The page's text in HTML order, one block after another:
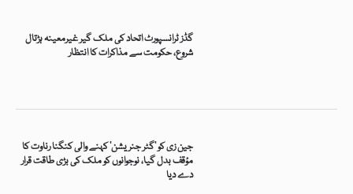
گڈز ٹرانسپورٹ اتحاد کی ملک گیر غیرمعینہ ہڑتال
شروع، حکومت سے مذاکرات کا انتظار
جین زی کو ’گٹر جنریشن‘ کہنے والی کنگنا رناوت کا
مؤقف بدل گیا، نوجوانوں کو ملک کی بڑی طاقت قرار
دے دیا